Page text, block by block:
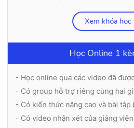
Xem khóa học
Học Online 1
- Học online qua các video đã
- Có group hỗ trợ riêng cùng hai
- Có kiến thức nâng cao và bài tập
- Có video nhận xét của giảng